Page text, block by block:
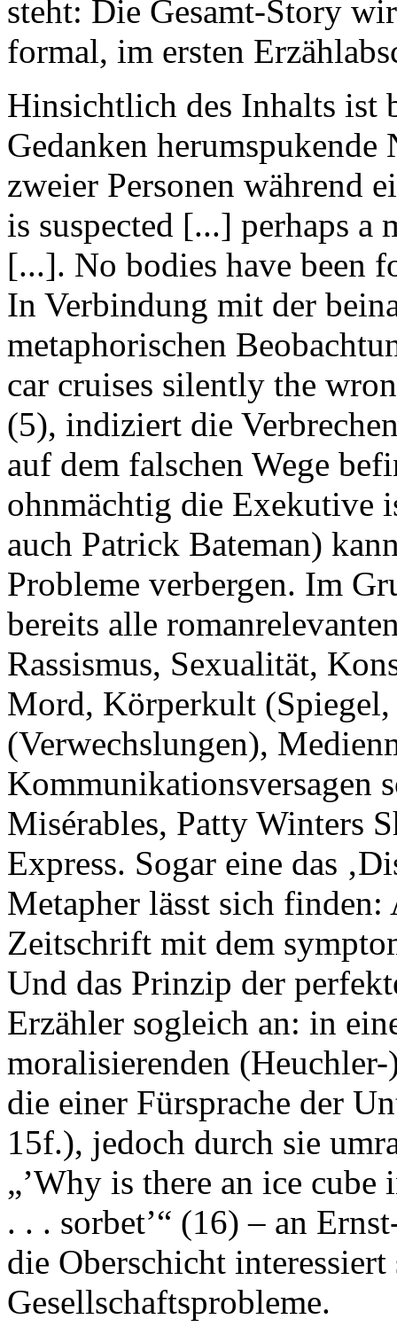
steht: Die Gesamt-Story
formal, im ersten
Hinsichtlich des Inhalts ist
Gedanken
zweier Personen während
is suspected [...] perhaps a
[...]. No bodies have been
In Verbindung mit der
metaphorischen
car cruises silently the
(5), indiziert die
auf dem falschen Wege
ohnmächtig die Exekutive
auch Patrick Bateman)
Probleme verbergen. Im
bereits alle
Rassismus, Sexualität,
Mord, Körperkult
(Verwechslungen),
Kommunikationsversagen
Misérables, Patty Winters
Express. Sogar eine das
Metapher lässt sich
Zeitschrift mit dem
Und das Prinzip der
Erzähler sogleich an: in
moralisierenden
die einer Fürsprache der
15f.), jedoch durch sie
„’Why is there an ice cube
. . . sorbet’“ (16) – an
die Oberschicht
Gesellschaftsprobleme.